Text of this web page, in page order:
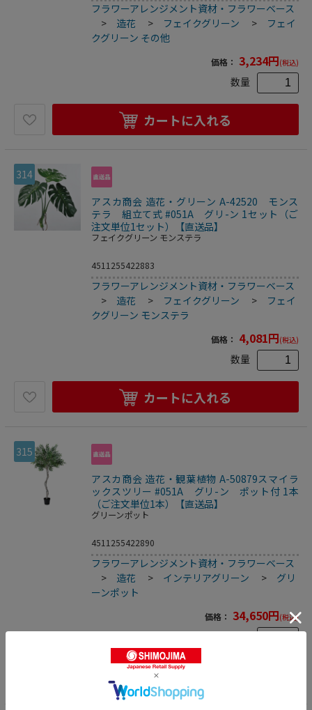
フラワーアレンジメント資材・フラワーベース
> 造花 > フェイクグリーン > フェイ
クグリーン その他
価格： 3,234円(税込)
数量
カートに入れる
314
アスカ商会 造花・グリーン A-42520 モンス
テラ 組立て式 #051A グリ-ン 1セット（ご
注文単位1セット）【直送品】
フェイクグリーン モンステラ
4511255422883
フラワーアレンジメント資材・フラワーベース
> 造花 > フェイクグリーン > フェイ
クグリーン モンステラ
価格： 4,081円(税込)
数量
カートに入れる
315
アスカ商会 造花・観葉植物 A-50879スマイラ
ックスツリー #051A グリ-ン ポット付 1本
（ご注文単位1本）【直送品】
グリーンポット
4511255422890
フラワーアレンジメント資材・フラワーベース
> 造花 > インテリアグリーン > グリ
ーンポット
価格： 34,650円(税込)
数量
カートに入れる